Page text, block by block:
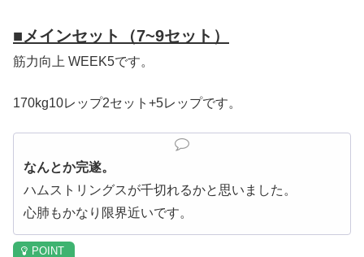
■メインセット（7~9セット）
筋力向上 WEEK5です。
170kg10レップ2セット+5レップです。
なんとか完遂。
ハムストリングスが千切れるかと思いました。
心肺もかなり限界近いです。